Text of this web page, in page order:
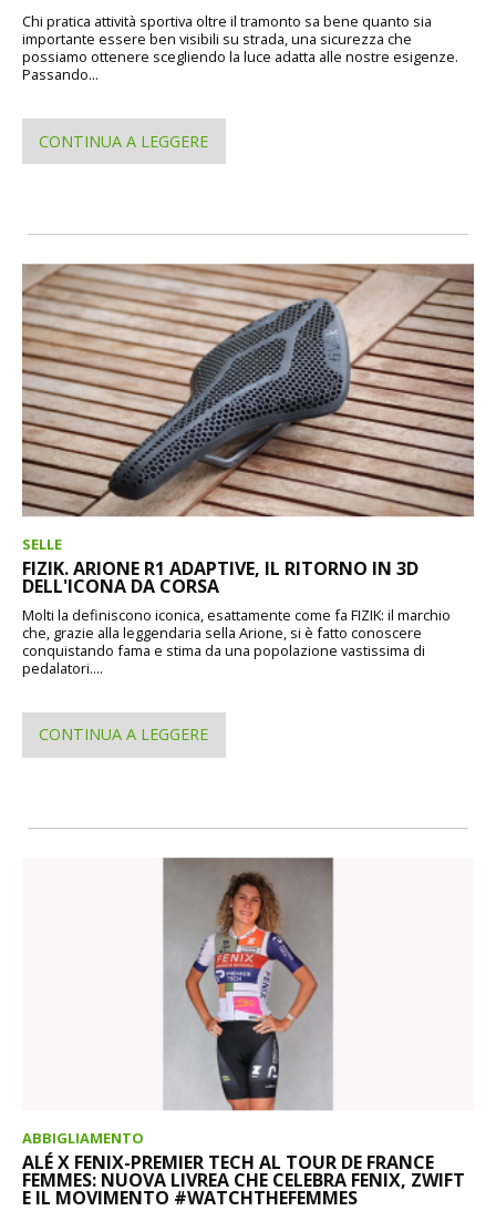
Chi pratica attività sportiva oltre il tramonto sa bene quanto sia
importante essere ben visibili su strada, una sicurezza che
possiamo ottenere scegliendo la luce adatta alle nostre esigenze.
Passando...
CONTINUA A LEGGERE
SELLE
FIZIK. ARIONE R1 ADAPTIVE, IL RITORNO IN 3D
DELL'ICONA DA CORSA
Molti la definiscono iconica, esattamente come fa FIZIK: il marchio
che, grazie alla leggendaria sella Arione, si è fatto conoscere
conquistando fama e stima da una popolazione vastissima di
pedalatori....
CONTINUA A LEGGERE
ABBIGLIAMENTO
ALÉ X FENIX-PREMIER TECH AL TOUR DE FRANCE
FEMMES: NUOVA LIVREA CHE CELEBRA FENIX, ZWIFT
E IL MOVIMENTO #WATCHTHEFEMMES